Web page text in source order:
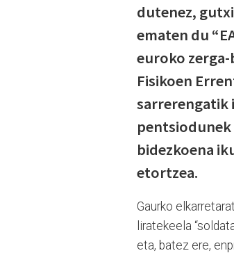
dutenez,
ematen du
euroko
Fisikoen
sarrerengatik
bidezkoena
etortzea.
Gaurko
liratekeela
eta, batez ere,